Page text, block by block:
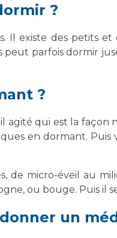
?
Il existe des petits
parfois dormir
?
agité qui est la
en dormant.
de micro-éveil au
ou bouge. Puis il
un